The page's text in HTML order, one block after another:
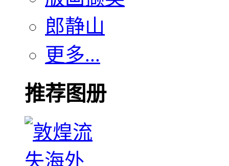
郎静山
更多...
推荐图册